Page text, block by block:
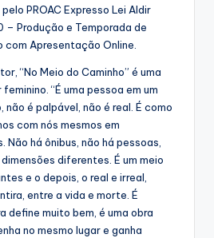
PROAC Expresso Lei Aldir
Produção e Temporada de
Apresentação Online.
“No Meio do Caminho” é uma
“É uma pessoa em um
é palpável, não é real. É como
com nós mesmos em
Não há ônibus, não há pessoas,
diferentes. É um meio
e o depois, o real e irreal,
entre a vida e morte. É
define muito bem, é uma obra
no mesmo lugar e ganha